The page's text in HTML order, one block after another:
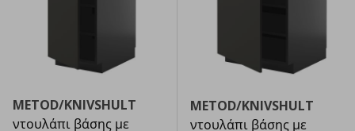
METOD/KNIVSHULT
ντουλάπι βάσης με
METOD/KNIVSHULT
ντουλάπι βάσης με